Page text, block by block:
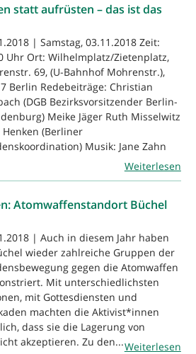
statt aufrüsten – das ist das
| Samstag, 03.11.2018 Zeit:
Uhr Ort: Wilhelmplatz/Zietenplatz,
69, (U-Bahnhof Mohrenstr.),
Berlin Redebeiträge: Christian
(DGB Bezirksvorsitzender Berlin-
Meike Jäger Ruth Misselwitz
Henken (Berliner
Musik: Jane Zahn
Weiterlesen
Atomwaffenstandort Büchel
| Auch in diesem Jahr haben
wieder zahlreiche Gruppen der
gegen die Atomwaffen
Mit unterschiedlichsten
mit Gottesdiensten und
machten die Aktivist*innen
dass sie die Lagerung von
akzeptieren. Zu den...Weiterlesen